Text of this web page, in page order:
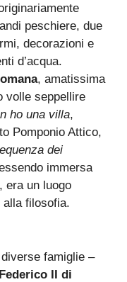
peschiere, due
decorazioni e
d’acqua.
, amatissima
volle seppellire
ho una villa,
Pomponio Attico,
dei
immersa
era un luogo
filosofia.
famiglie –
Federico II di